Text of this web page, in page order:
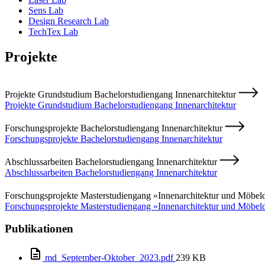
Sens Lab
Design Research Lab
TechTex Lab
Projekte
Projekte Grundstudium Bachelorstudiengang Innenarchitektur
Projekte Grundstudium Bachelorstudiengang Innenarchitektur
Forschungsprojekte Bachelorstudiengang Innenarchitektur
Forschungsprojekte Bachelorstudiengang Innenarchitektur
Abschlussarbeiten Bachelorstudiengang Innenarchitektur
Abschlussarbeiten Bachelorstudiengang Innenarchitektur
Forschungsprojekte Masterstudiengang »Innenarchitektur und
Forschungsprojekte Masterstudiengang »Innenarchitektur und
Publikationen
md_September-Oktober_2023.pdf 239 KB